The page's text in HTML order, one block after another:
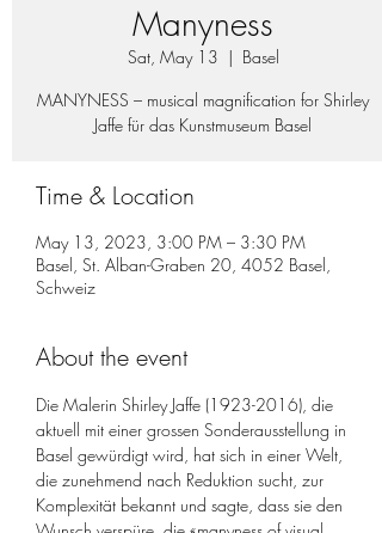
Manyness
Sat, May 13
  |
Basel
MANYNESS – musical magnification for Shirley
Jaffe für das Kunstmuseum Basel
Time & Location
May 13, 2023, 3:00 PM – 3:30 PM
Basel, St. Alban-Graben 20, 4052 Basel,
Schweiz
About the event
Die Malerin Shirley Jaffe (1923-2016), die
aktuell mit einer grossen Sonderausstellung in
Basel gewürdigt wird, hat sich in einer Welt,
die zunehmend nach Reduktion sucht, zur
Komplexität bekannt und sagte, dass sie den